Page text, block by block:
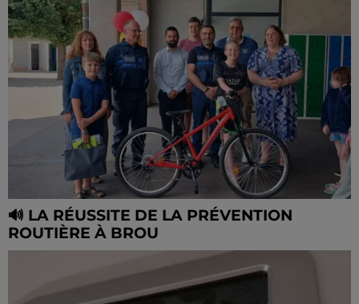
🔊 LA RÉUSSITE DE LA PRÉVENTION
ROUTIÈRE À BROU